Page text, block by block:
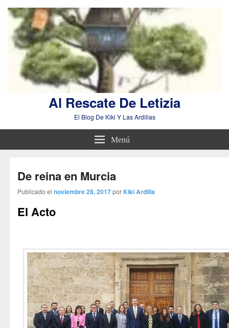
Al Rescate De Letizia
El Blog De Kiki Y Las Ardillas
Menú
De reina en Murcia
Publicado el noviembre 28, 2017por Kiki Ardilla
El Acto